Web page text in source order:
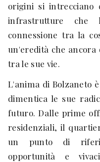
origini si intrecciano
infrastrutture che
connessione tra la
un'eredità che ancora
tra le sue vie.
L'anima di Bolzaneto
dimentica le sue
futuro. Dalle prime
residenziali, il
un punto di
opportunità e